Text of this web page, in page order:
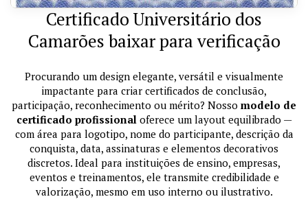
Certificado Universitário dos
Camarões baixar para verificação
Procurando um design elegante, versátil e visualmente
impactante para criar certificados de conclusão,
participação, reconhecimento ou mérito? Nosso modelo de
certificado profissional oferece um layout equilibrado —
com área para logotipo, nome do participante, descrição da
conquista, data, assinaturas e elementos decorativos
discretos. Ideal para instituições de ensino, empresas,
eventos e treinamentos, ele transmite credibilidade e
valorização, mesmo em uso interno ou ilustrativo.